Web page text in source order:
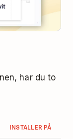
har du to
INSTALLER PÅ